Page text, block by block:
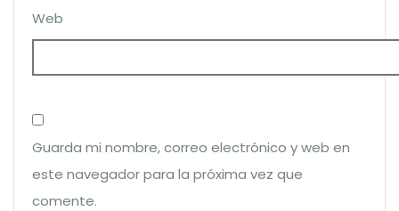
Web
Guarda mi nombre, correo electrónico y web en
este navegador para la próxima vez que
comente.